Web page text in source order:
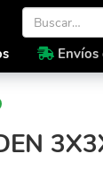
WitEden